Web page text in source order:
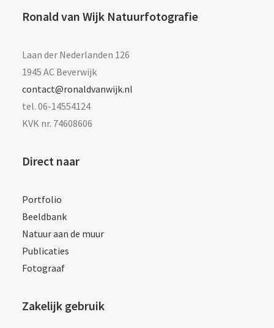
Ronald van Wijk Natuurfotografie
Laan der Nederlanden 126
1945 AC Beverwijk
contact@ronaldvanwijk.nl
tel. 06-14554124
KVK nr. 74608606
Direct naar
Portfolio
Beeldbank
Natuur aan de muur
Publicaties
Fotograaf
Zakelijk gebruik